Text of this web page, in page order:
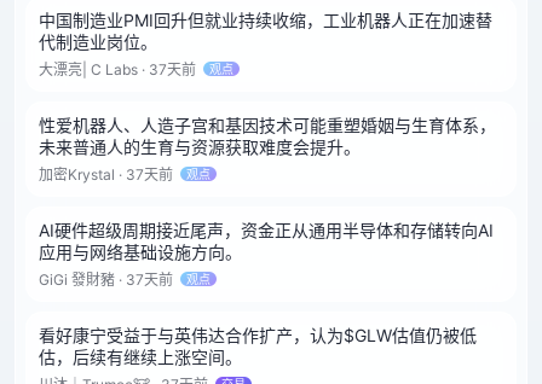
中国制造业PMI回升但就业持续收缩，工业机器人正在加速替
代制造业岗位。
大漂亮| C Labs · 37天前 观点
性爱机器人、人造子宫和基因技术可能重塑婚姻与生育体系，
未来普通人的生育与资源获取难度会提升。
加密Krystal · 37天前 观点
AI硬件超级周期接近尾声，资金正从通用半导体和存储转向AI
应用与网络基础设施方向。
GiGi 發財豬 · 37天前 观点
看好康宁受益于与英伟达合作扩产，认为$GLW估值仍被低
估，后续有继续上涨空间。